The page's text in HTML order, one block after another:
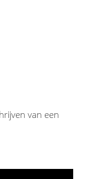
van een